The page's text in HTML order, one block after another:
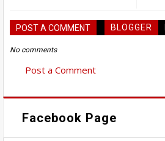
POST A COMMENT BLOGGER
No comments
Post a Comment
Facebook Page